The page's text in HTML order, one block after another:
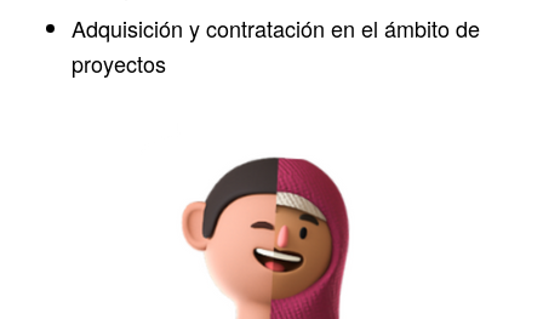
Adquisición y contratación en el ámbito de
proyectos